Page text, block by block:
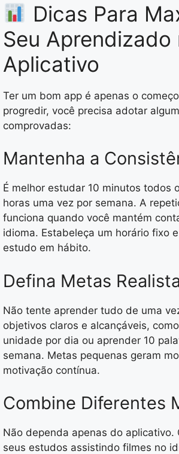
Dicas Para
Seu Aprendizado
Aplicativo
Ter um bom app é apenas o
progredir, você precisa adotar
comprovadas:
Mantenha a
É melhor estudar 10 minutos todos
horas uma vez por semana. A
funciona quando você mantém
idioma. Estabeleça um horário fixo
estudo em hábito.
Defina Metas
Não tente aprender tudo de uma
objetivos claros e alcançáveis,
unidade por dia ou aprender 10
semana. Metas pequenas geram
motivação contínua.
Combine Diferentes
Não dependa apenas do aplicativo.
seus estudos assistindo filmes no